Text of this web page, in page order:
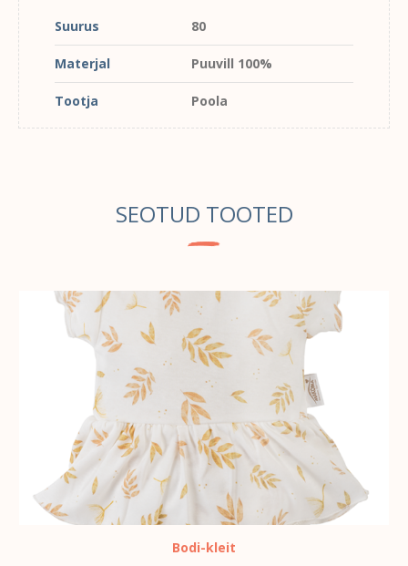
Suurus 80
Materjal Puuvill 100%
Tootja Poola
SEOTUD TOOTED
VALI
Bodi-kleit